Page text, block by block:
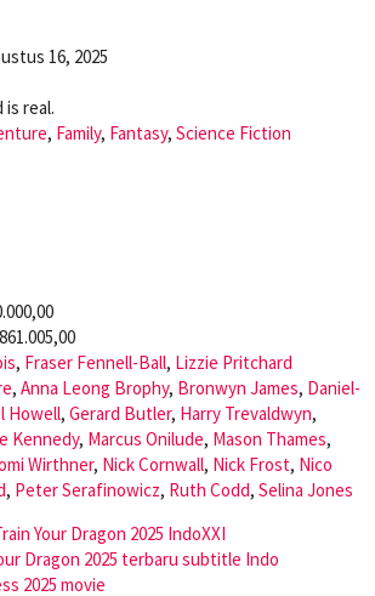
16, 2025
is real.
, Family, Fantasy, Science Fiction
, Fraser Fennell-Ball, Lizzie Pritchard
, Anna Leong Brophy, Bronwyn James, Daniel-
Howell, Gerard Butler, Harry Trevaldwyn,
Kennedy, Marcus Onilude, Mason Thames,
Wirthner, Nick Cornwall, Nick Frost, Nico
, Peter Serafinowicz, Ruth Codd, Selina Jones
Your Dragon 2025 IndoXXI
Dragon 2025 terbaru subtitle Indo
2025 movie